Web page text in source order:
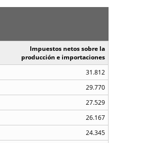
Impuestos netos sobre la
producción e importaciones
31.812
29.770
27.529
26.167
24.345